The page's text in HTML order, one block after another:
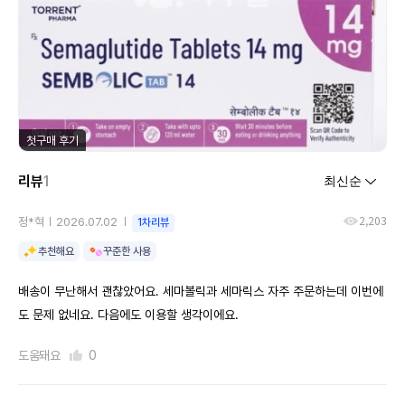
첫구매 후기
리뷰1
정*혁 2026.07.02 1차리뷰 2,203
추천해요 꾸준한 사용
배송이 무난해서 괜찮았어요. 세마볼릭과 세마릭스 자주 주문하는데 이번에
도 문제 없네요. 다음에도 이용할 생각이에요.
도움돼요 0